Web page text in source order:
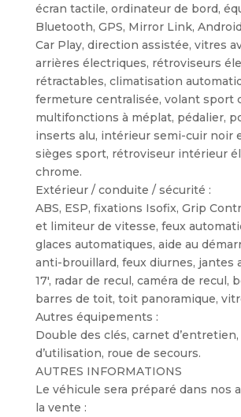
écran tactile, ordinateur de bord,
Bluetooth, GPS, Mirror Link,
Car Play, direction assistée, vitres
arrières électriques, rétroviseurs
rétractables, climatisation
fermeture centralisée, volant sport
multifonctions à méplat, pédalier,
inserts alu, intérieur semi-cuir noir
sièges sport, rétroviseur intérieur
chrome.
Extérieur / conduite / sécurité :
ABS, ESP, fixations Isofix, Grip
et limiteur de vitesse, feux
glaces automatiques, aide au
anti-brouillard, feux diurnes, jantes
17′, radar de recul, caméra de recul,
barres de toit, toit panoramique,
Autres équipements :
Double des clés, carnet
d’utilisation, roue de secours.
AUTRES INFORMATIONS
Le véhicule sera préparé dans nos
la vente :